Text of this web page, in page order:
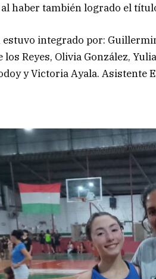
al haber también logrado el
integrado por:
los Reyes, Olivia González,
y Victoria Ayala. Asistente